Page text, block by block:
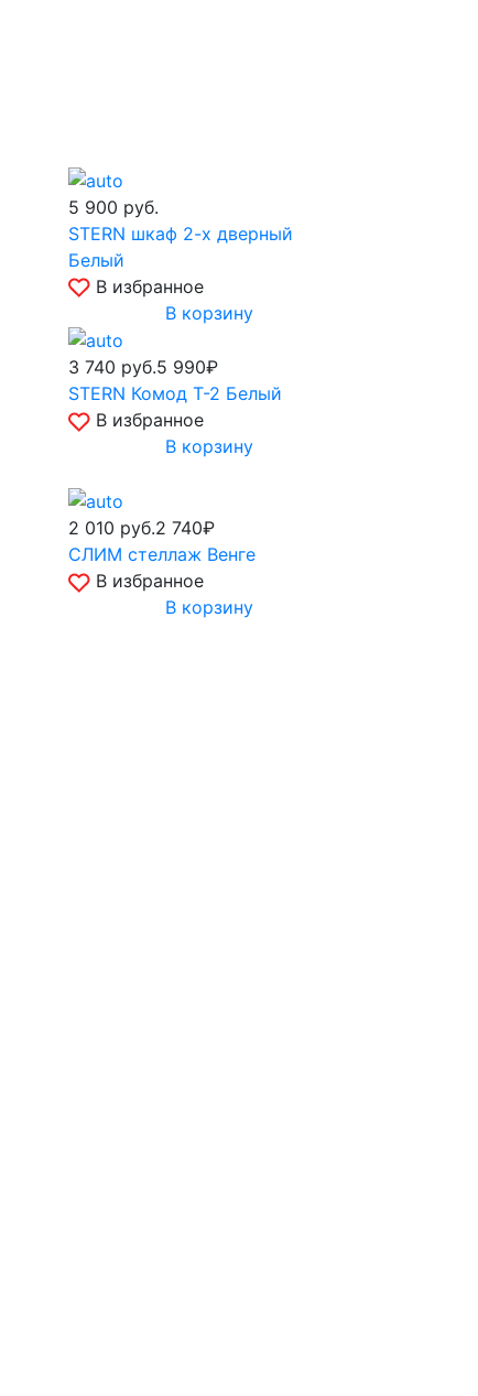
5 900 руб.
STERN шкаф 2-х дверный
Белый
В избранное
В корзину
3 740 руб.5 990₽
STERN Комод Т-2 Белый
В избранное
В корзину
2 010 руб.2 740₽
СЛИМ стеллаж Венге
В избранное
В корзину